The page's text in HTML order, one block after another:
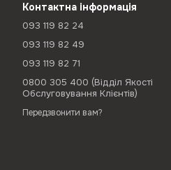
Контактна інформація
093 119 82 24
093 119 82 49
093 119 82 71
0800 305 400 (Відділ Якості
Обслуговування Клієнтів)
Передзвонити вам?